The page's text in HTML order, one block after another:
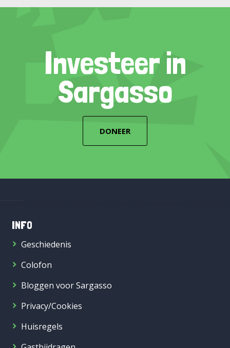
Investeer in
Sargasso
DONEER
INFO
Geschiedenis
Colofon
Bloggen voor Sargasso
Privacy/Cookies
Huisregels